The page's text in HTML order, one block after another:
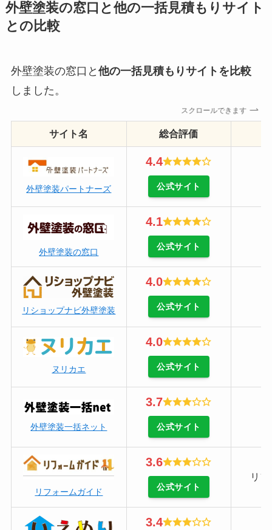
外壁塗装の窓口と他の一括見積もりサイト
との比較
外壁塗装の窓口と 他の一括見積もりサイトを比較
しました。
スクロールできます
サイト名 総合評価
外壁塗装パートナーズ
4.4
公式サイト
外壁塗装の窓口
4.1
公式サイト
リショップナビ外壁塗装
4.0
公式サイト
ヌリカエ
4.0
公式サイト
外壁塗装一括ネット
3.7
公式サイト
リフォームガイド
3.6
公式サイト
リ
3.4